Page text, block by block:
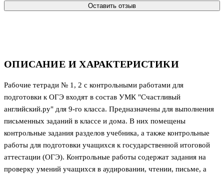
ОПИСАНИЕ И ХАРАКТЕРИСТИКИ
Рабочие тетради № 1, 2 с контрольными работами для
подготовки к ОГЭ входят в состав УМК "Счастливый
английский.ру" для 9-го класса. Предназначены для выполнения
письменных заданий в классе и дома. В них помещены
контрольные задания разделов учебника, а также контрольные
работы для подготовки учащихся к государственной итоговой
аттестации (ОГЭ). Контрольные работы содержат задания на
проверку умений учащихся в аудировании, чтении, письме, а
Оставить отзыв